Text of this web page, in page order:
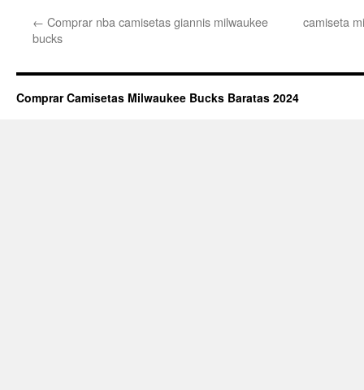
← Comprar nba camisetas giannis milwaukee
bucks
camiseta
Comprar Camisetas Milwaukee Bucks Baratas 2024